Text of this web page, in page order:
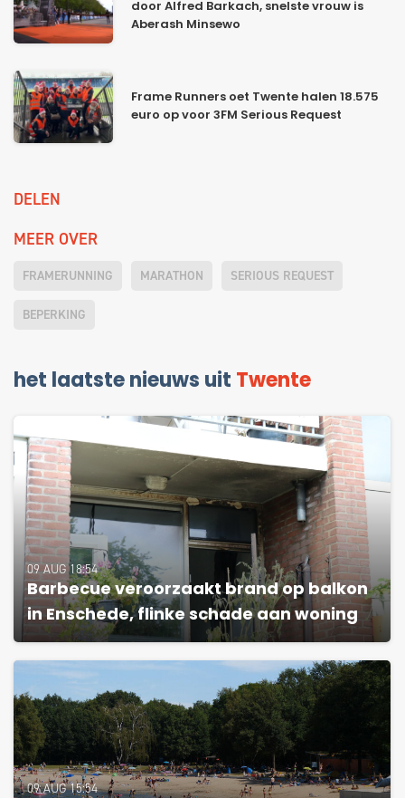
door Alfred Barkach, snelste vrouw is
Aberash Minsewo
Frame Runners oet Twente halen 18.575
euro op voor 3FM Serious Request
DELEN
MEER OVER
FRAMERUNNING MARATHON SERIOUS REQUEST
BEPERKING
het laatste nieuws uit Twente
09 AUG 18:54
Barbecue veroorzaakt brand op balkon
in Enschede, flinke schade aan woning
09 AUG 15:54